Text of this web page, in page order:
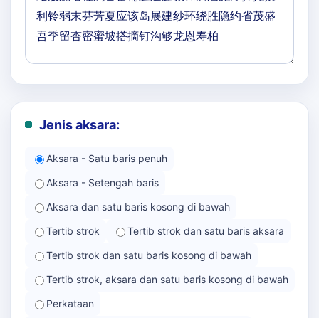
Jenis aksara:
Aksara - Satu baris penuh
Aksara - Setengah baris
Aksara dan satu baris kosong di bawah
Tertib strok
Tertib strok dan satu baris aksara
Tertib strok dan satu baris kosong di bawah
Tertib strok, aksara dan satu baris kosong di bawah
Perkataan